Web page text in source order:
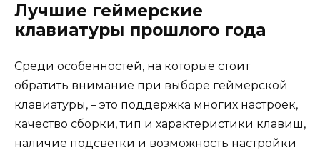
Лучшие геймерские
клавиатуры прошлого года
Среди особенностей, на которые стоит
обратить внимание при выборе геймерской
клавиатуры, – это поддержка многих настроек,
качество сборки, тип и характеристики клавиш,
наличие подсветки и возможность настройки